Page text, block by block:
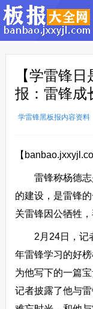
【学雷锋
报：雷锋成
学雷锋黑板报内容资料
【
雷锋称杨德志
的建设，是雷锋的
关雷锋因公牺牲
2月24日，记者
年雷锋学习的好
为他写下的一篇
记者披露了他与